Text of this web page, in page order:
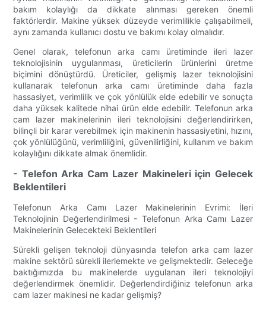
bakım kolaylığı da dikkate alınması gereken önemli
faktörlerdir. Makine yüksek düzeyde verimlilikle çalışabilmeli,
aynı zamanda kullanıcı dostu ve bakımı kolay olmalıdır.
Genel olarak, telefonun arka camı üretiminde ileri lazer
teknolojisinin uygulanması, üreticilerin ürünlerini üretme
biçimini dönüştürdü. Üreticiler, gelişmiş lazer teknolojisini
kullanarak telefonun arka camı üretiminde daha fazla
hassasiyet, verimlilik ve çok yönlülük elde edebilir ve sonuçta
daha yüksek kalitede nihai ürün elde edebilir. Telefonun arka
cam lazer makinelerinin ileri teknolojisini değerlendirirken,
bilinçli bir karar verebilmek için makinenin hassasiyetini, hızını,
çok yönlülüğünü, verimliliğini, güvenilirliğini, kullanım ve bakım
kolaylığını dikkate almak önemlidir.
- Telefon Arka Cam Lazer Makineleri için Gelecek
Beklentileri
Telefonun Arka Camı Lazer Makinelerinin Evrimi: İleri
Teknolojinin Değerlendirilmesi - Telefonun Arka Camı Lazer
Makinelerinin Gelecekteki Beklentileri
Sürekli gelişen teknoloji dünyasında telefon arka cam lazer
makine sektörü sürekli ilerlemekte ve gelişmektedir. Geleceğe
baktığımızda bu makinelerde uygulanan ileri teknolojiyi
değerlendirmek önemlidir. Değerlendirdiğiniz telefonun arka
cam lazer makinesi ne kadar gelişmiş?